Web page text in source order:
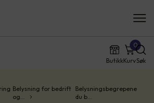
ButikkKurv
0
Søk
Belysning for bedrift
og…
Belysningsbegrepene
du b…